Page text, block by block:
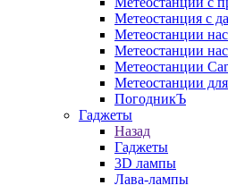
Метеостанция с
Метеостанции
Метеостанции
Метеостанции
Метеостанции
ПогодникЪ
Гаджеты
Назад
Гаджеты
3D лампы
Лава-лампы